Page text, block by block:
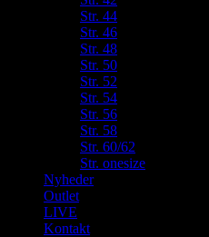
Str. 44
Str. 46
Str. 48
Str. 50
Str. 52
Str. 54
Str. 56
Str. 58
Str. 60/62
Str. onesize
Nyheder
Outlet
LIVE
Kontakt